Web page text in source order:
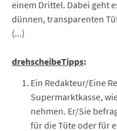
einem Drittel. Dabei geht
dünnen, transparenten
(...)
drehscheibeTipps:
Ein Redakteur/Eine
Supermarktkasse,
nehmen. Er/Sie
für die Tüte oder für